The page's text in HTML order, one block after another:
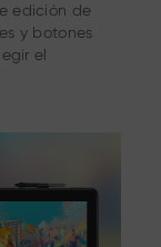
edición de
y botones
el